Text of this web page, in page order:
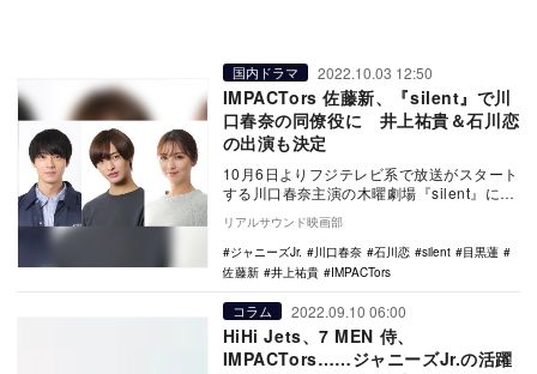
国内ドラマ 2022.10.03 12:50
IMPACTors 佐藤新、『silent』で川
口春奈の同僚役に 井上祐貴＆石川恋
の出演も決定
10月6日よりフジテレビ系で放送がスタート
する川口春奈主演の木曜劇場『silent』に、
佐藤新（IMPACTors／ジャニーズJ…
リアルサウンド映画部
ジャニーズJr.
川口春奈 石川恋 silent
目黒蓮
佐藤新
井上祐貴 IMPACTors
コラム 2022.09.10 06:00
HiHi Jets、7 MEN 侍、
IMPACTors……ジャニーズJr.の活躍